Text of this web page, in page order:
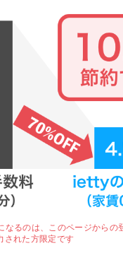
るのは、 このページからの
された方限定です